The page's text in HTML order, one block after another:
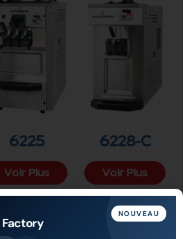
6225
Voir Plus
6228-C
Voir Plus
NOUVEAU